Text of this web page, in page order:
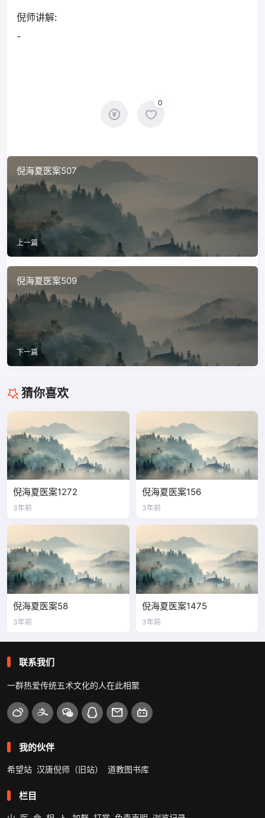
倪师讲解:
-
0
倪海夏医案507
上一篇
倪海夏医案509
下一篇
猜你喜欢
倪海夏医案1272
3年前
倪海夏医案156
3年前
倪海夏医案58
3年前
倪海夏医案1475
3年前
联系我们
一群热爱传统五术文化的人在此相聚
我的伙伴
希望站 汉唐倪师（旧站） 道教图书库
栏目